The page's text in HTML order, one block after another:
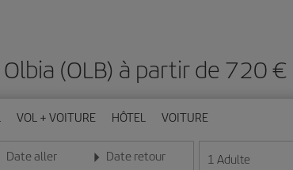
(OLB) à partir de 720 €
VOL + VOITURE HÔTEL VOITURE
Date aller
la date au format jour/mois/année
Date retour
Entrez la date au format jour/mois/année
1 Adulte